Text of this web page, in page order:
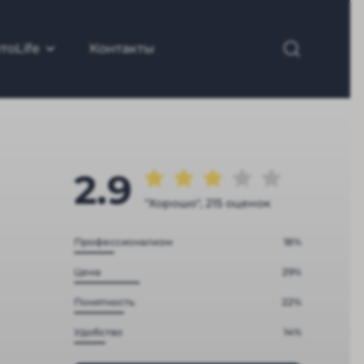
Контакты
2.9 "Хорошо", 215 оценок
Профессионализм 18%
Цена 29%
Понятность 22%
Удобство 14%